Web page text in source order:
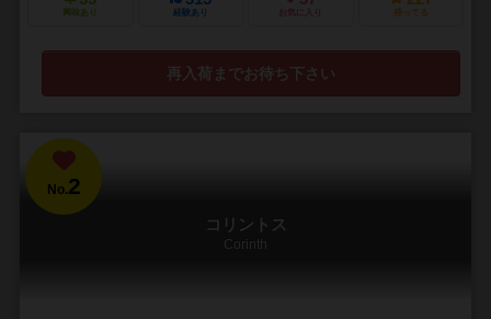
興味あり 経験あり お気に入り 持ってる
再入荷までお待ち下さい
No.2
コリントス
Corinth